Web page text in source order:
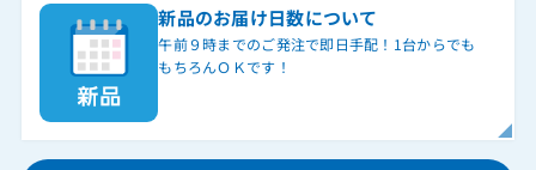
新品のお届け日数について
午前９時までのご発注で即日手配！1台からでも
もちろんＯＫです！